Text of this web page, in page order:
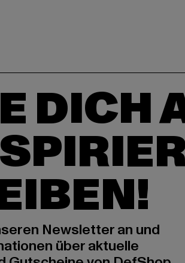
DICH
Newsletter an und
über aktuelle